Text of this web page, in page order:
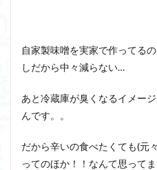
自家製味噌を実家で作ってる
しだから中々減らない…
あと冷蔵庫が臭くなるイメー
んです。。
だから辛いの食べたくても(元
ってのほか！！なんて思って